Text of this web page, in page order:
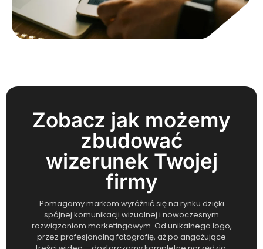
Zobacz jak możemy
zbudować
wizerunek Twojej
firmy
Pomagamy markom wyróżnić się na rynku dzięki
spójnej komunikacji wizualnej i nowoczesnym
rozwiązaniom marketingowym. Od unikalnego logo,
przez profesjonalną fotografię, aż po angażujące